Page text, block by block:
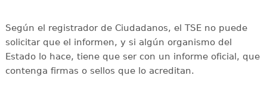
Según el registrador de Ciudadanos, el TSE no puede
solicitar que el informen, y si algún organismo del
Estado lo hace, tiene que ser con un informe oficial, que
contenga firmas o sellos que lo acreditan.